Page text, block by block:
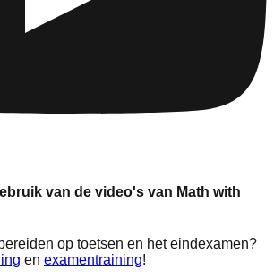
van de video's van Math with
op toetsen en het eindexamen?
en examentraining!